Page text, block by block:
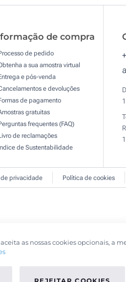
de compra
de pedido
a sua amostra virtual
e pós-venda
e devoluções
de pagamento
gratuitas
frequentes (FAQ)
de reclamaçōes
de Sustentabilidade
privacidade Política de cookies
as nossas cookies opcionais, a
REJEITAR COOKIES